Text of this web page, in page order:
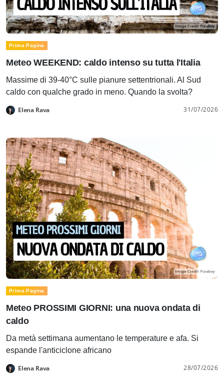
Prima Pagina
Meteo WEEKEND: caldo intenso su tutta l'Italia
Massime di 39-40°C sulle pianure settentrionali. Al Sud
caldo con qualche grado in meno. Quando la svolta?
Elena Rava 31/07/2026
Prima Pagina
Meteo PROSSIMI GIORNI: una nuova ondata di
caldo
Da metà settimana aumentano le temperature e afa. Si
espande l'anticiclone africano
Elena Rava 28/07/2026